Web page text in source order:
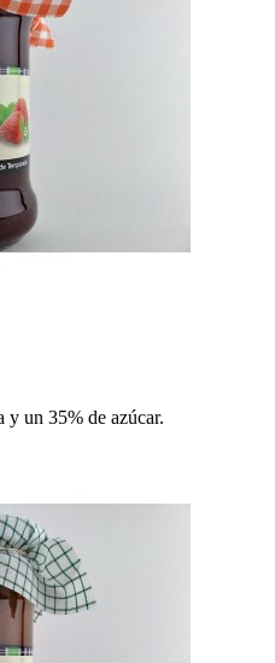
un 35% de azúcar.